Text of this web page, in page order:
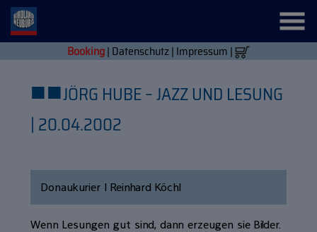
Booking| Datenschutz| Impressum |
■■JÖRG HUBE – JAZZ UND LESUNG
| 20.04.2002
Donaukurier | Reinhard Köchl
Wenn Lesungen gut sind, dann erzeugen sie Bilder.